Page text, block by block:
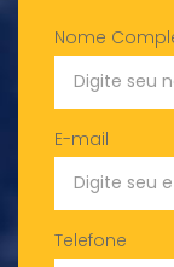
Nome
E-mail
Telefone